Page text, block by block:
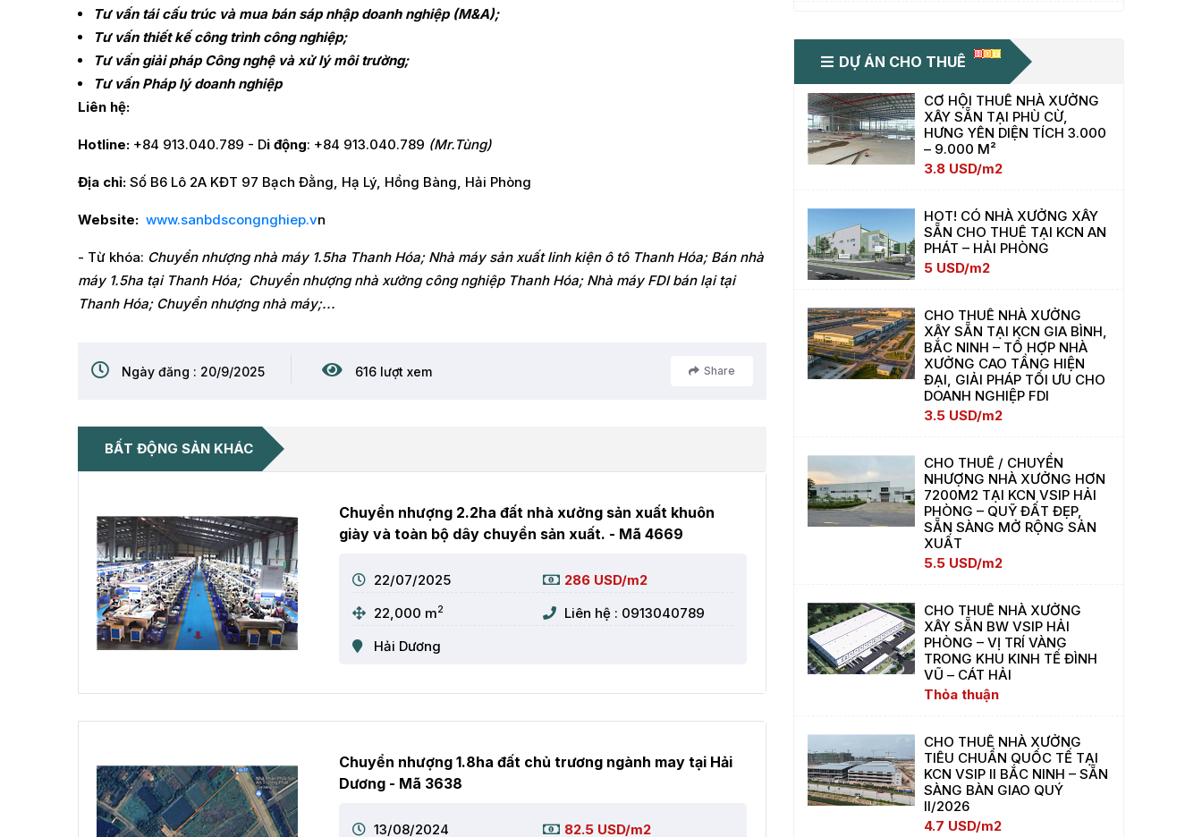
Tư vấn tái cấu trúc và mua bán sáp nhập doanh nghiệp (M&A);
Tư vấn thiết kế công trình công nghiệp;
Tư vấn giải pháp Công nghệ và xử lý môi trường;
Tư vấn Pháp lý doanh nghiệp
Liên hệ:
Hotline: +84 913.040.789 - Di động: +84 913.040.789 (Mr.Tùng)
Địa chỉ: Số B6 Lô 2A KĐT 97 Bạch Đằng, Hạ Lý, Hồng Bàng, Hải Phòng
Website: www.sanbdscongnghiep.vn
- Từ khóa: Chuyển nhượng nhà máy 1.5ha Thanh Hóa; Nhà máy sản xuất linh kiện ô tô Thanh Hóa; Bán nhà
máy 1.5ha tại Thanh Hóa; Chuyển nhượng nhà xưởng công nghiệp Thanh Hóa; Nhà máy FDI bán lại tại
Thanh Hóa; Chuyển nhượng nhà máy;...
Ngày đăng : 20/9/2025 616 lượt xem Share
BẤT ĐỘNG SẢN KHÁC
Chuyển nhượng 2.2ha đất nhà xưởng sản xuất khuôn
giày và toàn bộ dây chuyền sản xuất. - Mã 4669
22/07/2025
286 USD/m2
22,000 m2
Liên hệ : 0913040789
Hải Dương
Chuyển nhượng 1.8ha đất chủ trương ngành may tại Hải
Dương - Mã 3638
13/08/2024 82.5 USD/m2
DỰ ÁN CHO THUÊ
CƠ HỘI THUÊ NHÀ XƯỞNG
XÂY SẴN TẠI PHÙ CỪ,
HƯNG YÊN DIỆN TÍCH 3.000
– 9.000 M²
3.8 USD/m2
HOT! CÓ NHÀ XƯỞNG XÂY
SẴN CHO THUÊ TẠI KCN AN
PHÁT – HẢI PHÒNG
5 USD/m2
CHO THUÊ NHÀ XƯỞNG
XÂY SẴN TẠI KCN GIA BÌNH,
BẮC NINH – TỔ HỢP NHÀ
XƯỞNG CAO TẦNG HIỆN
ĐẠI, GIẢI PHÁP TỐI ƯU CHO
DOANH NGHIỆP FDI
3.5 USD/m2
CHO THUÊ / CHUYỂN
NHƯỢNG NHÀ XƯỞNG HƠN
7200M2 TẠI KCN VSIP HẢI
PHÒNG – QUỸ ĐẤT ĐẸP,
SẴN SÀNG MỞ RỘNG SẢN
XUẤT
5.5 USD/m2
CHO THUÊ NHÀ XƯỞNG
XÂY SẴN BW VSIP HẢI
PHÒNG – VỊ TRÍ VÀNG
TRONG KHU KINH TẾ ĐÌNH
VŨ – CÁT HẢI
Thỏa thuận
CHO THUÊ NHÀ XƯỞNG
TIÊU CHUẨN QUỐC TẾ TẠI
KCN VSIP II BẮC NINH – SẴN
SÀNG BÀN GIAO QUÝ
II/2026
4.7 USD/m2